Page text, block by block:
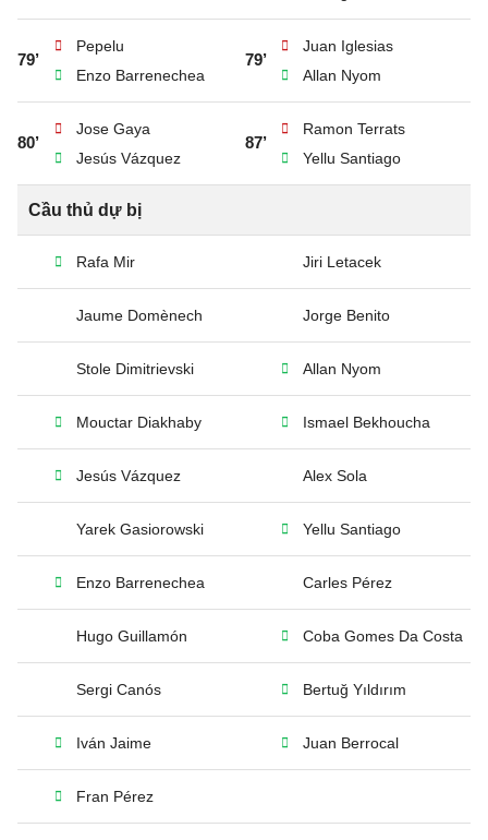
79’
Pepelu
Enzo Barrenechea
79’
Juan Iglesias
Allan Nyom
80’
Jose Gaya
Jesús Vázquez
87’
Ramon Terrats
Yellu Santiago
Cầu thủ dự bị
Rafa Mir Jiri Letacek
Jaume Domènech Jorge Benito
Stole Dimitrievski Allan Nyom
Mouctar Diakhaby Ismael Bekhoucha
Jesús Vázquez Alex Sola
Yarek Gasiorowski Yellu Santiago
Enzo Barrenechea Carles Pérez
Hugo Guillamón Coba Gomes Da Costa
Sergi Canós Bertuğ Yıldırım
Iván Jaime Juan Berrocal
Fran Pérez